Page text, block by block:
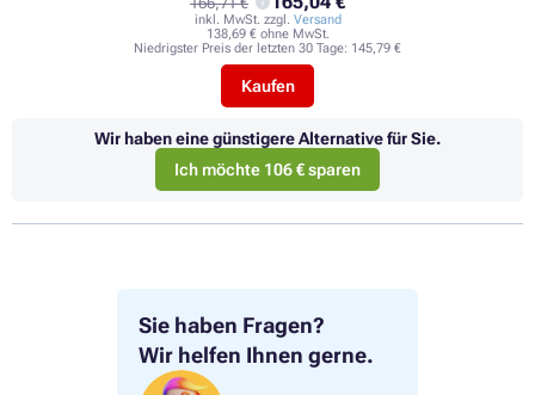
Sie haben Fragen?
Wir helfen Ihnen gerne.
inkl. MwSt. zzgl. Versand
138,69 € ohne MwSt.
Niedrigster Preis der letzten 30 Tage: 145,79 €
Kaufen
Wir haben eine günstigere Alternative für Sie.
Ich möchte 106 € sparen